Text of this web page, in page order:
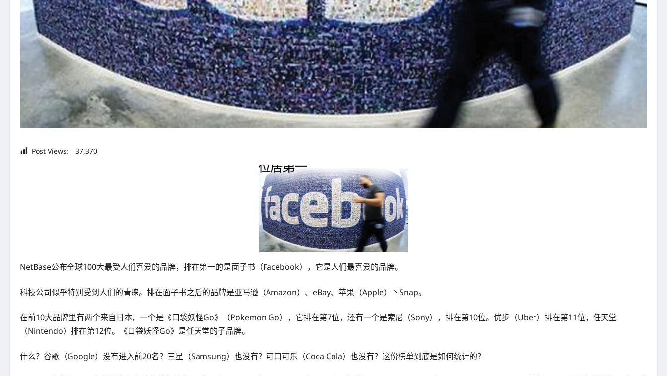
Post Views: 37,370
NetBase公布全球100大最受人们喜爱的品牌，排在第一的是面子书（Facebook），它是人们最喜爱的品牌。
科技公司似乎特别受到人们的青睐。排在面子书之后的品牌是亚马逊（Amazon）、eBay、苹果（Apple）丶Snap。
在前10大品牌里有两个来自日本，一个是《口袋妖怪Go》（Pokemon Go），它排在第7位，还有一个是索尼（Sony），排在第10位。优步（Uber）排在第11位，任天堂
（Nintendo）排在第12位。《口袋妖怪Go》是任天堂的子品牌。
什么？谷歌（Google）没有进入前20名？三星（Samsung）也没有？可口可乐（Coca Cola）也没有？这份榜单到底是如何统计的？